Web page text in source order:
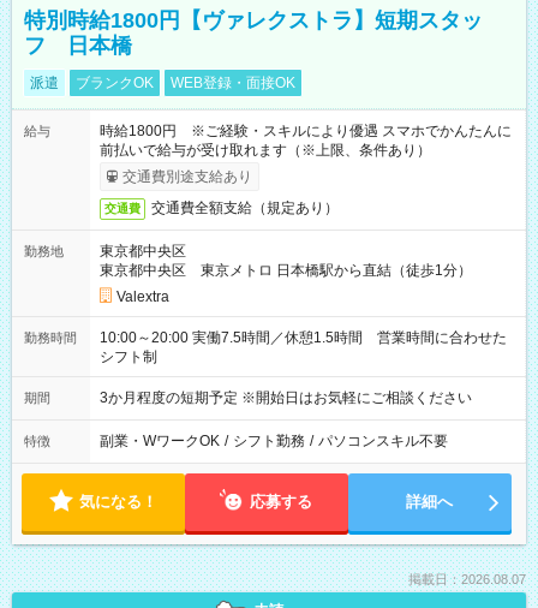
特別時給1800円【ヴァレクストラ】短期スタッ
フ 日本橋
派遣 ブランクOK WEB登録・面接OK
給与
時給1800円 ※ご経験・スキルにより優遇 スマホでかんたんに
前払いで給与が受け取れます（※上限、条件あり）
交通費別途支給あり
交通費 交通費全額支給（規定あり）
勤務地
東京都中央区
東京都中央区 東京メトロ 日本橋駅から直結（徒歩1分）
Valextra
勤務時間
10:00～20:00 実働7.5時間／休憩1.5時間 営業時間に合わせた
シフト制
期間 3か月程度の短期予定 ※開始日はお気軽にご相談ください
特徴 副業・WワークOK / シフト勤務 / パソコンスキル不要
気になる！ 応募する 詳細へ
掲載日：2026.08.07